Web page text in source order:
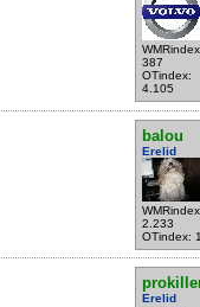
387
OTindex:
4.105
balou
Erelid
2.233
OTindex:
Erelid